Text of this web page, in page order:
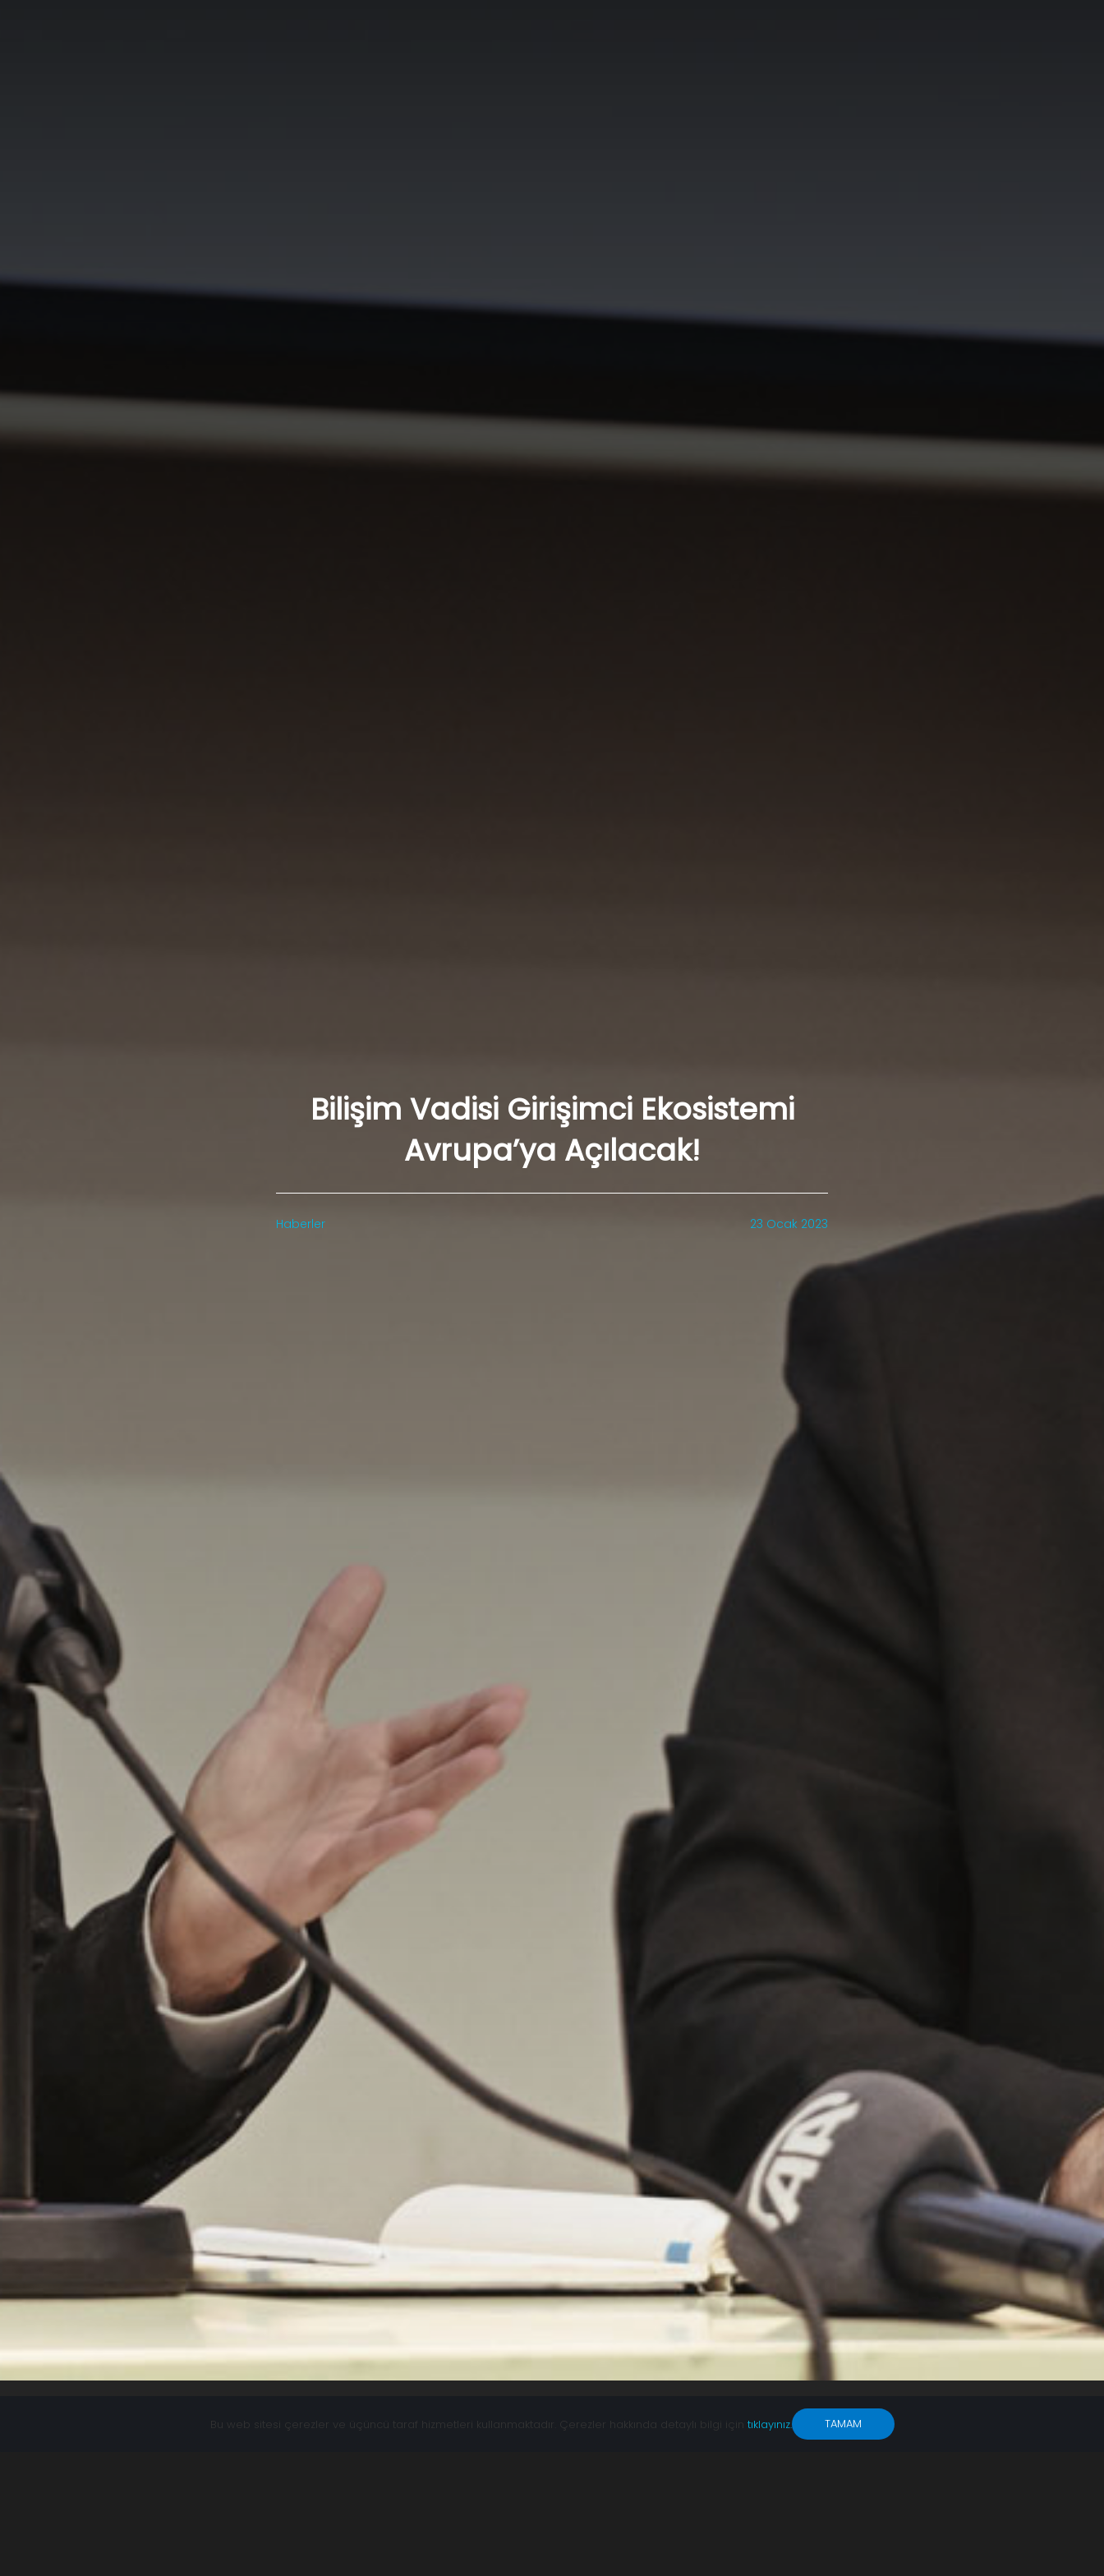
Bilişim Vadisi Girişimci Ekosistemi
Avrupa’ya Açılacak!
Haberler 23 Ocak 2023
Bu web sitesi çerezler ve üçüncü taraf hizmetleri kullanmaktadır. Çerezler hakkında detaylı bilgi için tıklayınız. TAMAM